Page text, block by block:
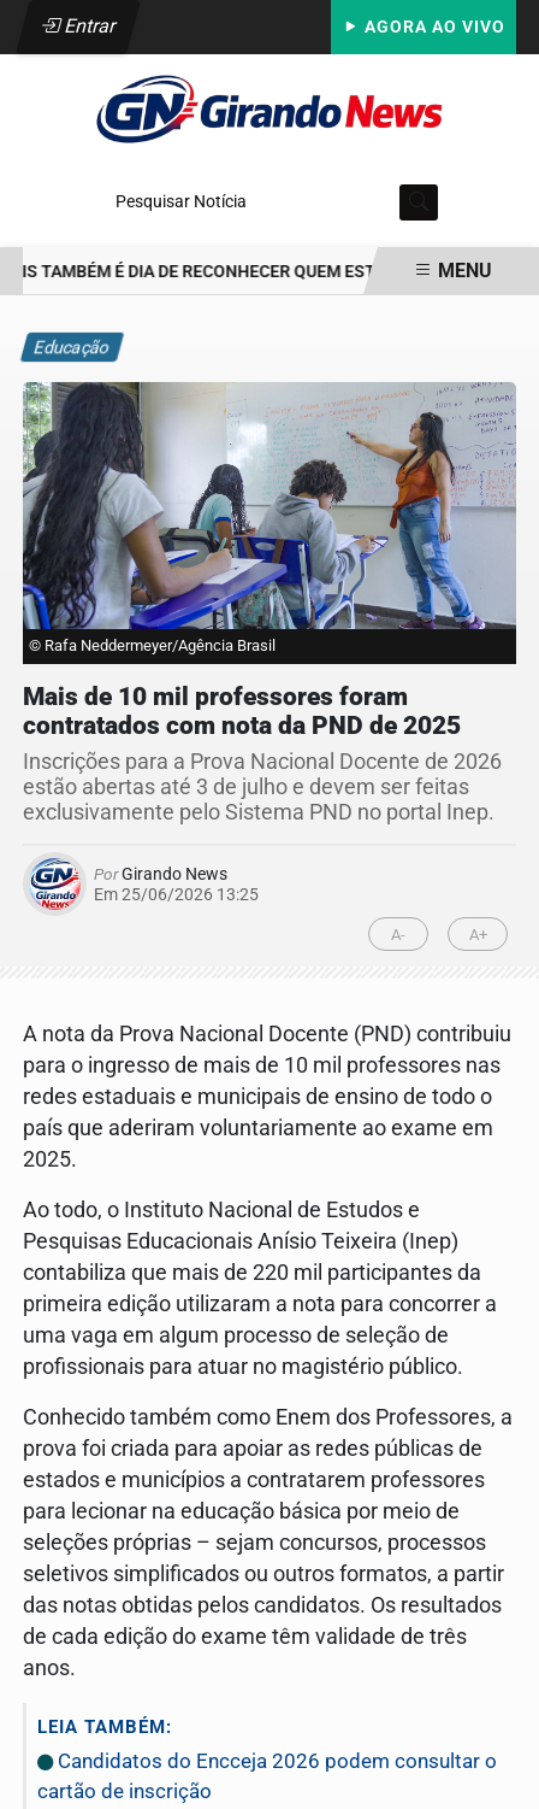
Entrar AGORA AO VIVO
Pesquisar Notícia
TAMBÉM É DIA DE RECONHECER QUEM ESTEVE PRESENTE:
MENU
Educação
© Rafa Neddermeyer/Agência Brasil
Mais de 10 mil professores foram
contratados com nota da PND de 2025
Inscrições para a Prova Nacional Docente de 2026
estão abertas até 3 de julho e devem ser feitas
exclusivamente pelo Sistema PND no portal Inep.
PorGirando News
Em 25/06/2026 13:25
A- A+
A nota da Prova Nacional Docente (PND) contribuiu
para o ingresso de mais de 10 mil professores nas
redes estaduais e municipais de ensino de todo o
país que aderiram voluntariamente ao exame em
2025.
Ao todo, o Instituto Nacional de Estudos e
Pesquisas Educacionais Anísio Teixeira (Inep)
contabiliza que mais de 220 mil participantes da
primeira edição utilizaram a nota para concorrer a
uma vaga em algum processo de seleção de
profissionais para atuar no magistério público.
Conhecido também como Enem dos Professores, a
prova foi criada para apoiar as redes públicas de
estados e municípios a contratarem professores
para lecionar na educação básica por meio de
seleções próprias – sejam concursos, processos
seletivos simplificados ou outros formatos, a partir
das notas obtidas pelos candidatos. Os resultados
de cada edição do exame têm validade de três
anos.
LEIA TAMBÉM:
Candidatos do Encceja 2026 podem consultar o
cartão de inscrição